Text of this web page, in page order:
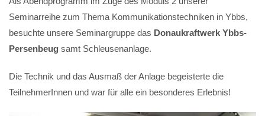
Seminarreihe zum Thema Kommunikationstechniken in Ybbs,
besuchte unsere Seminargruppe das Donaukraftwerk Ybbs-
Persenbeug samt Schleusenanlage.
Die Technik und das Ausmaß der Anlage begeisterte die
TeilnehmerInnen und war für alle ein besonderes Erlebnis!